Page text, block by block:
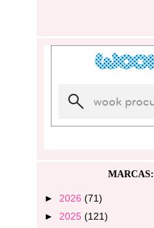
MARCAS:
► 2026 (71)
► 2025 (121)